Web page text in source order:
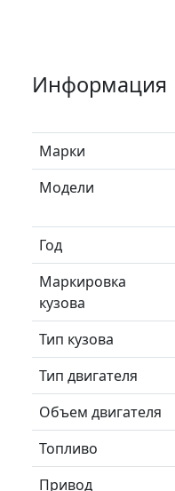
Информация
Марки
Модели
Год
Маркировка
кузова
Тип кузова
Тип двигателя
Объем двигателя
Топливо
Привод